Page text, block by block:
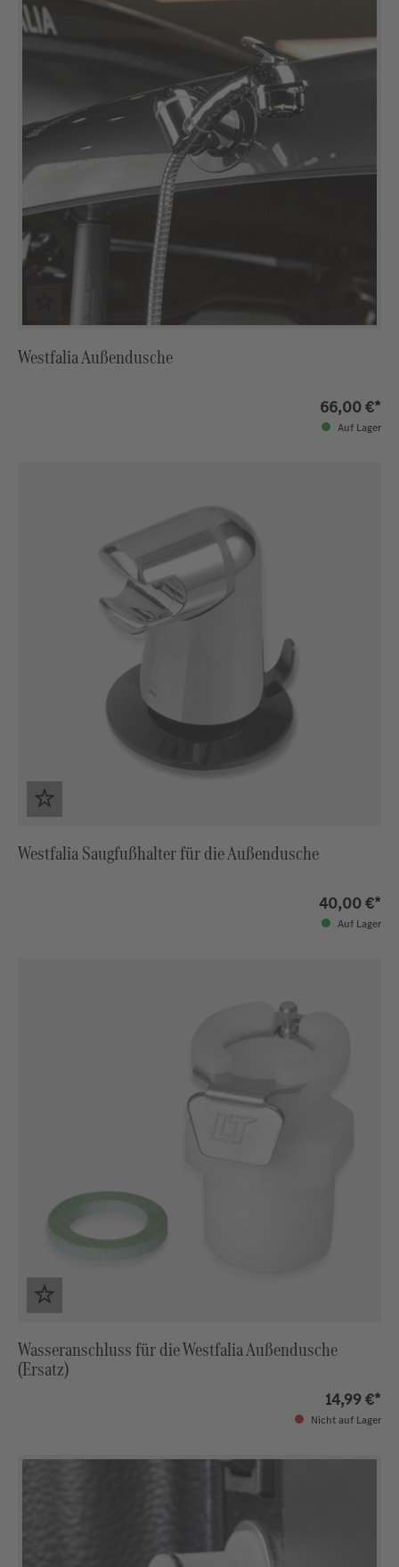
Westfalia Außendusche
66,00 €*
Auf Lager
Westfalia Saugfußhalter für die Außendusche
40,00 €*
Auf Lager
Wasseranschluss für die Westfalia Außendusche
(Ersatz)
14,99 €*
Nicht auf Lager